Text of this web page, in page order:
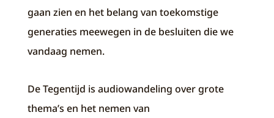
gaan zien en het belang van toekomstige
generaties meewegen in de besluiten die we
vandaag nemen.
De Tegentijd is audiowandeling over grote
thema’s en het nemen van